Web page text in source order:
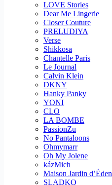
LOVE Stories
Dear Me Lingerie
Closer Couture
PRELUDIYA
Verse
Shikkosa
Chantelle Paris
Le Journal
Calvin Klein
DKNY
Hanky Panky
YONI
CLO
LA BOMBE
PassionZu
No Pantaloons
Ohmymarr
Oh My Jolene
kázMich
Maison Jardin d’Éden
SLADKO